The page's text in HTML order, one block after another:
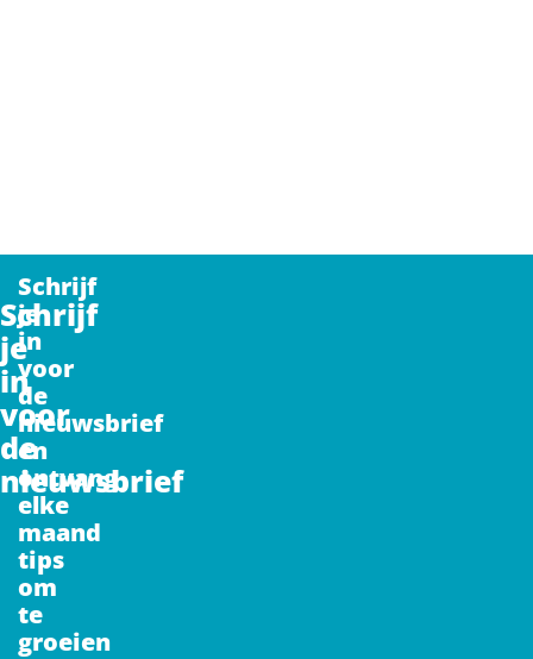
Schrijf
je
in
voor
de
nieuwsbrief
Schrijf
je
in
voor
de
nieuwsbrief
en
ontvang
elke
maand
tips
om
te
groeien